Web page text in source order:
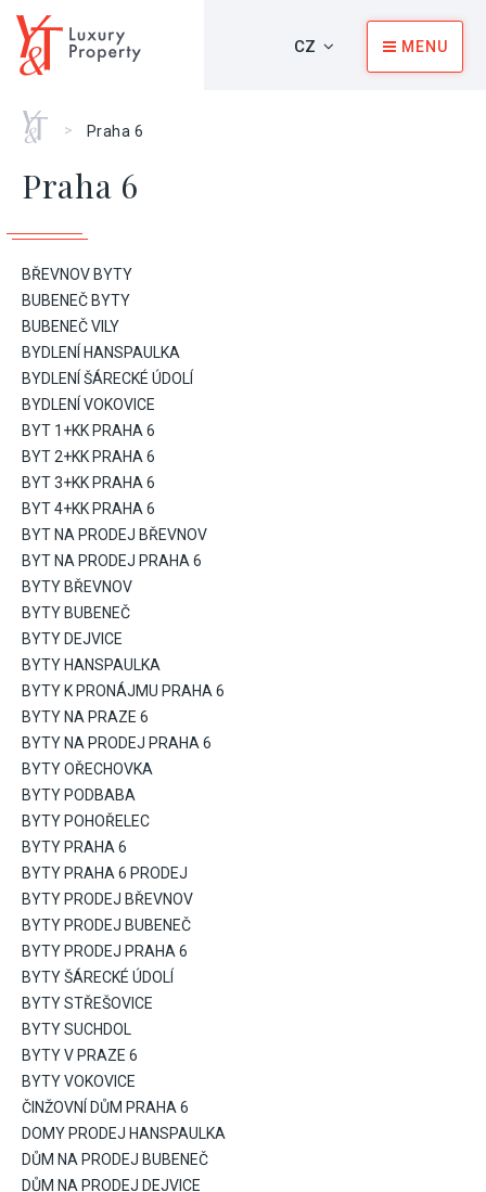
CZ MENU
Home
> Praha 6
Praha 6
BŘEVNOV BYTY
BUBENEČ BYTY
BUBENEČ VILY
BYDLENÍ HANSPAULKA
BYDLENÍ ŠÁRECKÉ ÚDOLÍ
BYDLENÍ VOKOVICE
BYT 1+KK PRAHA 6
BYT 2+KK PRAHA 6
BYT 3+KK PRAHA 6
BYT 4+KK PRAHA 6
BYT NA PRODEJ BŘEVNOV
BYT NA PRODEJ PRAHA 6
BYTY BŘEVNOV
BYTY BUBENEČ
BYTY DEJVICE
BYTY HANSPAULKA
BYTY K PRONÁJMU PRAHA 6
BYTY NA PRAZE 6
BYTY NA PRODEJ PRAHA 6
BYTY OŘECHOVKA
BYTY PODBABA
BYTY POHOŘELEC
BYTY PRAHA 6
BYTY PRAHA 6 PRODEJ
BYTY PRODEJ BŘEVNOV
BYTY PRODEJ BUBENEČ
BYTY PRODEJ PRAHA 6
BYTY ŠÁRECKÉ ÚDOLÍ
BYTY STŘEŠOVICE
BYTY SUCHDOL
BYTY V PRAZE 6
BYTY VOKOVICE
ČINŽOVNÍ DŮM PRAHA 6
DOMY PRODEJ HANSPAULKA
DŮM NA PRODEJ BUBENEČ
DŮM NA PRODEJ DEJVICE